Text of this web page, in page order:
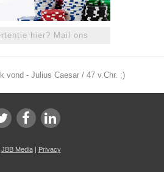
hier? Mail ons
vond - Julius Caesar / 47 v.Chr. ;)
JBB Media| Privacy